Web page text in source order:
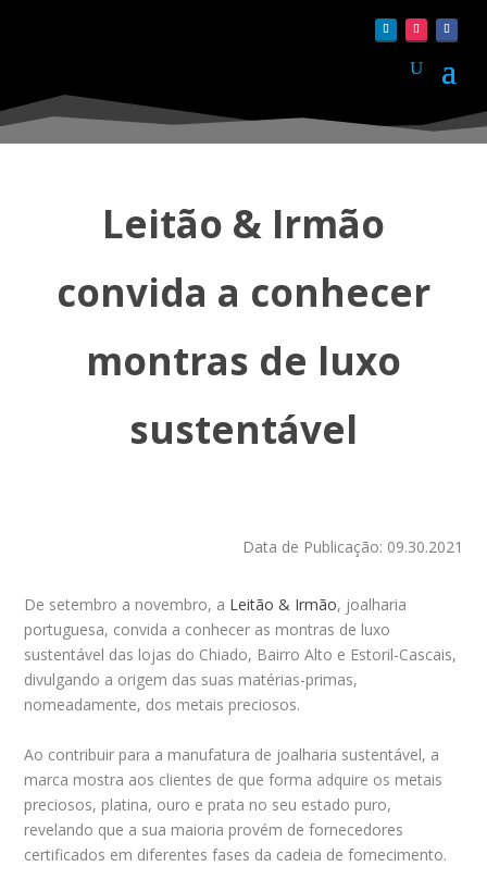
Leitão & Irmão
convida a conhecer
montras de luxo
sustentável
Data de Publicação: 09.30.2021
De setembro a novembro, a Leitão & Irmão, joalharia
portuguesa, convida a conhecer as montras de luxo
sustentável das lojas do Chiado, Bairro Alto e Estoril-Cascais,
divulgando a origem das suas matérias-primas,
nomeadamente, dos metais preciosos.
Ao contribuir para a manufatura de joalharia sustentável, a
marca mostra aos clientes de que forma adquire os metais
preciosos, platina, ouro e prata no seu estado puro,
revelando que a sua maioria provém de fornecedores
certificados em diferentes fases da cadeia de fornecimento.